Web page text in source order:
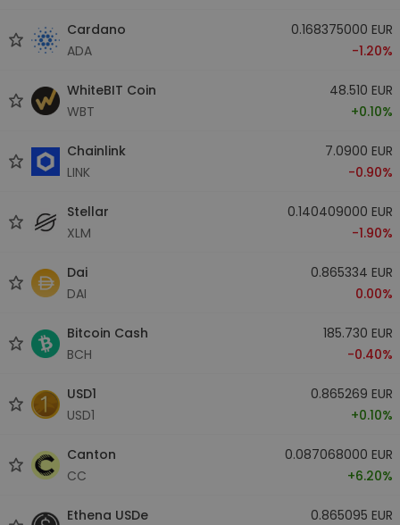
Cardano
ADA
0.168375000 EUR
-1.20%
WhiteBIT Coin
WBT
48.510 EUR
+0.10%
Chainlink
LINK
7.0900 EUR
-0.90%
Stellar
XLM
0.140409000 EUR
-1.90%
Dai
DAI
0.865334 EUR
0.00%
Bitcoin Cash
BCH
185.730 EUR
-0.40%
USD1
USD1
0.865269 EUR
+0.10%
Canton
CC
0.087068000 EUR
+6.20%
Ethena USDe
0.865095 EUR